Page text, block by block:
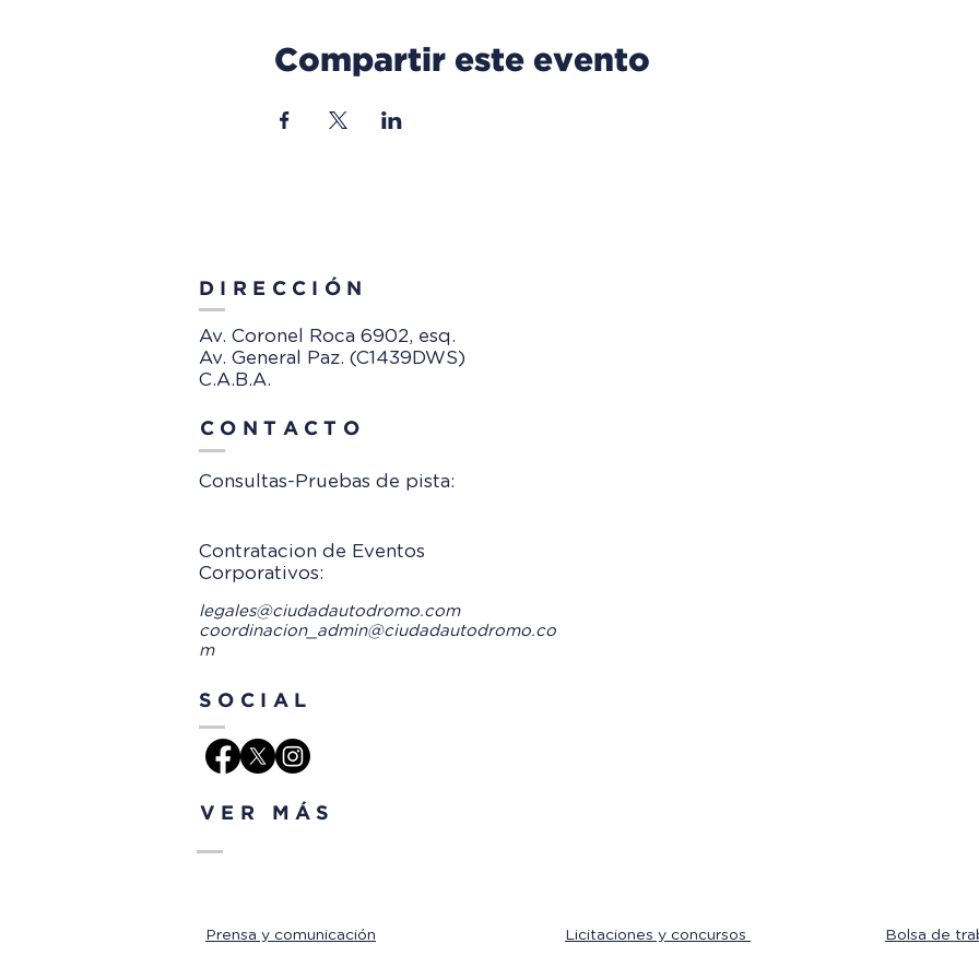
Compartir este evento
DIRECCIÓN
Av. Coronel Roca 6902, esq.
Av. General Paz. (C1439DWS)
C.A.B.A.
CONTACTO
Consultas-Pruebas de pista:
Contratacion de Eventos
Corporativos:
legales@ciudadautodromo.com
coordinacion_admin@ciudadautodromo.co
m
SOCIAL
VER MÁS
Prensa y comunicación Licitaciones y concursos Bolsa de